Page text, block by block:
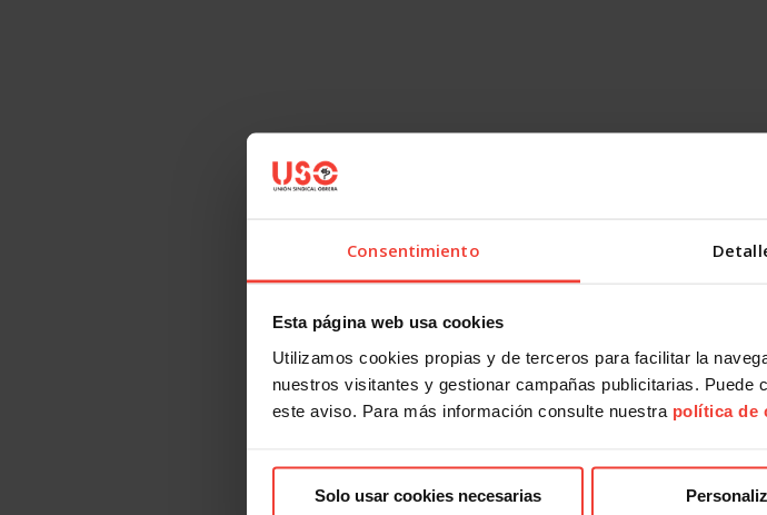
Consentimiento
Esta página web usa cookies
Utilizamos cookies propias y de terceros para facilitar la
nuestros visitantes y gestionar campañas publicitarias. Puede
este aviso. Para más información consulte nuestra política de
Solo usar cookies necesarias